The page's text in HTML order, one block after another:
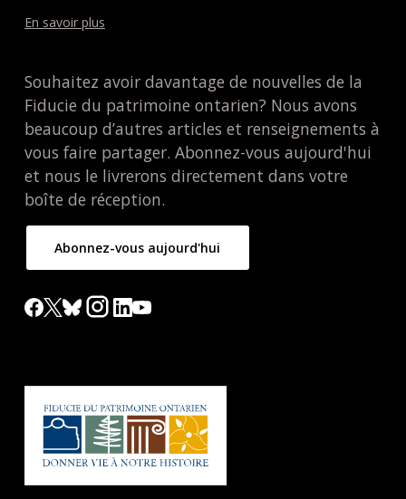
En savoir plus
Souhaitez avoir davantage de nouvelles de la
Fiducie du patrimoine ontarien? Nous avons
beaucoup d’autres articles et renseignements à
vous faire partager. Abonnez-vous aujourd'hui
et nous le livrerons directement dans votre
boîte de réception.
Abonnez-vous aujourd'hui